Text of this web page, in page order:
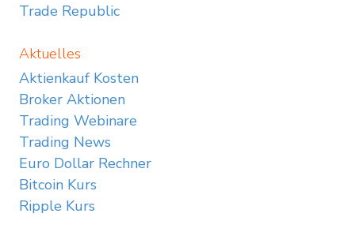
Trade Republic
Aktuelles
Aktienkauf Kosten
Broker Aktionen
Trading Webinare
Trading News
Euro Dollar Rechner
Bitcoin Kurs
Ripple Kurs